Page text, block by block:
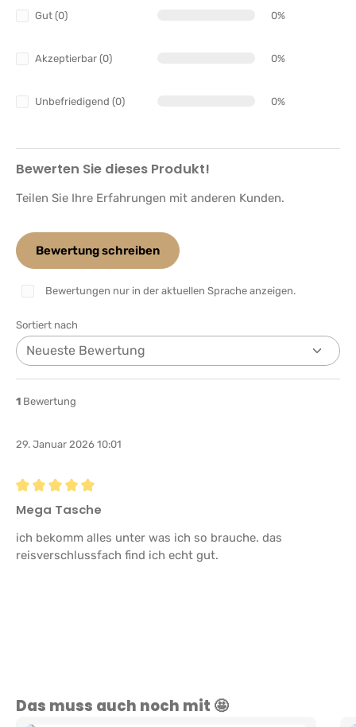
Gut (0) 0%
Akzeptierbar (0) 0%
Unbefriedigend (0) 0%
Bewerten Sie dieses Produkt!
Teilen Sie Ihre Erfahrungen mit anderen Kunden.
Bewertung schreiben
Bewertungen nur in der aktuellen Sprache anzeigen.
Sortiert nach
1 Bewertung
29. Januar 2026 10:01
Bewertung mit 5 von 5 Sternen
Mega Tasche
ich bekomm alles unter was ich so brauche. das
reisverschlussfach find ich echt gut.
Produktgalerie überspringen
Das muss auch noch mit 🤩